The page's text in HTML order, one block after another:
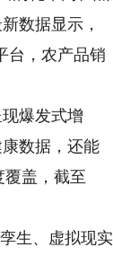
数据显示，
台，农产品销
爆发式增
数据，还能
盖，截至
生、虚拟现实